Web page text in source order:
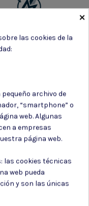
boletín
legal.
indicados en la
para recibir publicidad
×
las cookies de la
archivo de
“smartphone” o
web. Algunas
a empresas
página web.
las cookies técnicas
web pueda
y son las únicas